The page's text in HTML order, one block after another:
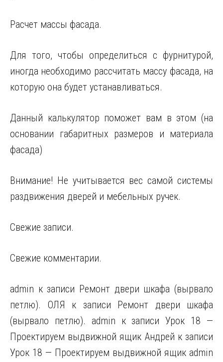
Расчет массы фасада.
Для того, чтобы определиться с фурнитурой,
иногда необходимо рассчитать массу фасада, на
которую она будет устанавливаться.
Данный калькулятор поможет вам в этом (на
основании габаритных размеров и материала
фасада)
Внимание! Не учитывается вес самой системы
раздвижения дверей и мебельных ручек.
Свежие записи.
Свежие комментарии.
admin к записи Ремонт двери шкафа (вырвало
петлю). ОЛЯ к записи Ремонт двери шкафа
(вырвало петлю). admin к записи Урок 18 —
Проектируем выдвижной ящик Андрей к записи
Урок 18 — Проектируем выдвижной ящик admin